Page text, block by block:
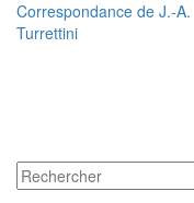
Correspondance de J.-A.
Turrettini